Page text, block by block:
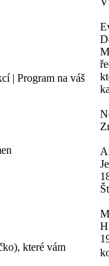
| Program na váš
které vám